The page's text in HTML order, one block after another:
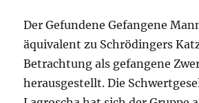
Der Gefundene Gefangene
äquivalent zu Schrödingers
Betrachtung als gefangene
herausgestellt. Die